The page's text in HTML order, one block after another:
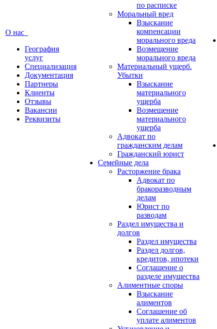
О нас
География
услуг
Специализация
Документация
Партнеры
Клиенты
Отзывы
Вакансии
Реквизиты
по расписке
Моральный вред
Взыскание
компенсации
морального вреда
Возмещение
морального вреда
Материальный ущерб.
Убытки
Взыскание
материального
ущерба
Возмещение
материального
ущерба
Адвокат по
гражданским делам
Гражданский юрист
Семейные дела
Расторжение брака
Адвокат по
бракоразводным
делам
Юрист по
разводам
Раздел имущества и
долгов
Раздел имущества
Раздел долгов,
кредитов, ипотеки
Соглашение о
разделе имущества
Алиментные споры
Взыскание
алиментов
Соглашение об
уплате алиментов